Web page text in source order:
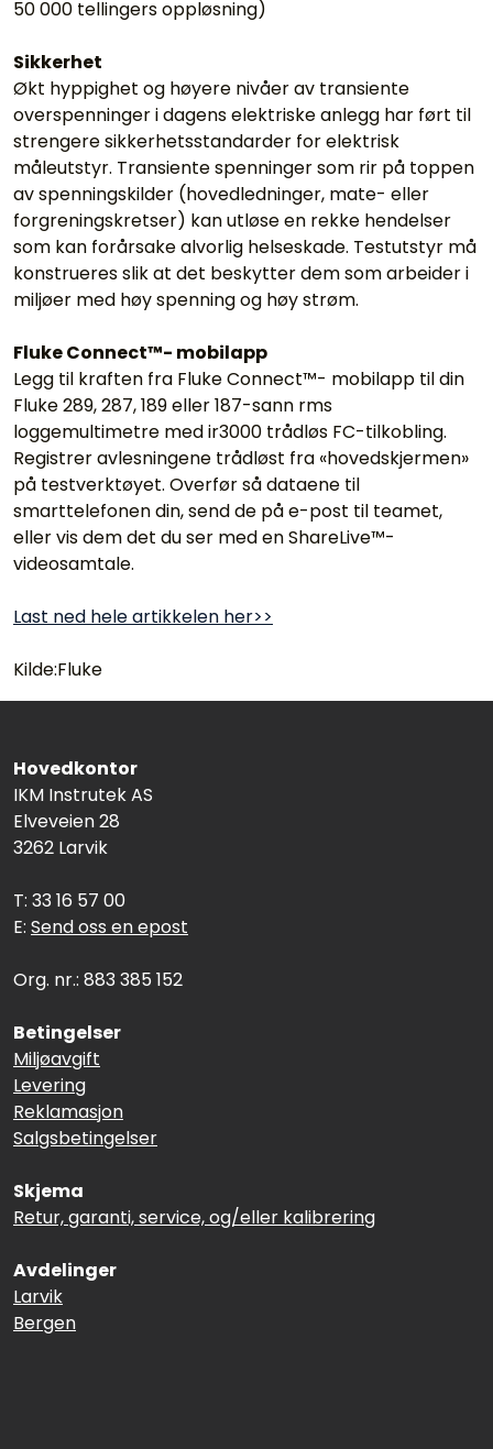
50 000 tellingers oppløsning)
Sikkerhet
Økt hyppighet og høyere nivåer av transiente
overspenninger i dagens elektriske anlegg har ført til
strengere sikkerhetsstandarder for elektrisk
måleutstyr. Transiente spenninger som rir på toppen
av spenningskilder (hovedledninger, mate- eller
forgreningskretser) kan utløse en rekke hendelser
som kan forårsake alvorlig helseskade. Testutstyr må
konstrueres slik at det beskytter dem som arbeider i
miljøer med høy spenning og høy strøm.
Fluke Connect™- mobilapp
Legg til kraften fra Fluke Connect™- mobilapp til din
Fluke 289, 287, 189 eller 187-sann rms
loggemultimetre med ir3000 trådløs FC-tilkobling.
Registrer avlesningene trådløst fra «hovedskjermen»
på testverktøyet. Overfør så dataene til
smarttelefonen din, send de på e-post til teamet,
eller vis dem det du ser med en ShareLive™-
videosamtale.
Last ned hele artikkelen her>>
Kilde:Fluke
Hovedkontor
IKM Instrutek AS
Elveveien 28
3262 Larvik
T: 33 16 57 00
E: Send oss en epost
Org. nr.: 883 385 152
Betingelser
Miljøavgift
Levering
Reklamasjon
Salgsbetingelser
Skjema
Retur, garanti, service, og/eller kalibrering
Avdelinger
Larvik
Bergen